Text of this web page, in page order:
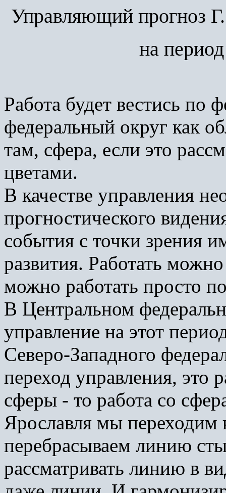
Управляющий прогноз
на
Работа будет вестись по
федеральный округ как
там, сфера, если это
цветами.
В качестве управления
прогностического
события с точки зрения
развития. Работать
можно работать просто
В Центральном
управление на этот
Северо-Западного
переход управления, это
сферы - то работа со
Ярославля мы переходим
перебрасываем линию
рассматривать линию в